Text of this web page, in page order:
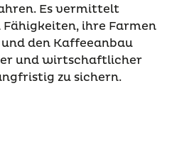
Es vermittelt
ihre Farmen
den Kaffeeanbau
und wirtschaftlicher
zu sichern.